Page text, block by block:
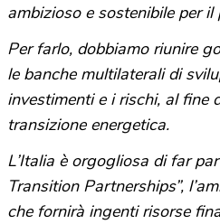
ambizioso e sostenibile per il
Per farlo, dobbiamo riunire
le banche multilaterali di
investimenti e i rischi, al fine
transizione energetica.
L’Italia è orgogliosa di far
Transition Partnerships”,
che fornirà ingenti risorse